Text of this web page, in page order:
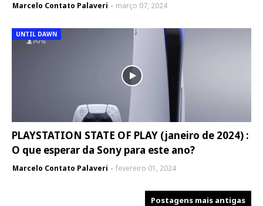
Marcelo Contato Palaveri março 07, 2024
UNTIL DAWN
PLAYSTATION STATE OF PLAY (janeiro de 2024) :
O que esperar da Sony para este ano?
Marcelo Contato Palaveri fevereiro 01, 2024
Postagens mais antigas